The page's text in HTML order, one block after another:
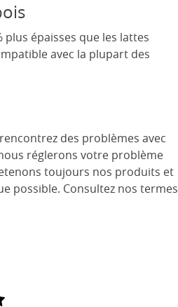
épaisses que les lattes
avec la plupart des
des problèmes avec
réglerons votre problème
toujours nos produits et
possible. Consultez nos termes